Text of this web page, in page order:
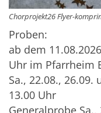
Chorprojekt26 Flyer-
Proben:
ab dem
Uhr im Pfarrheim
Sa., 22.08., 26.09.
13.00 Uhr
Generalprobe